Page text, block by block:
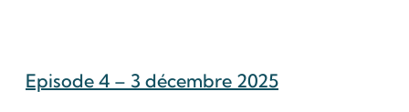
Episode 4 – 3 décembre 2025